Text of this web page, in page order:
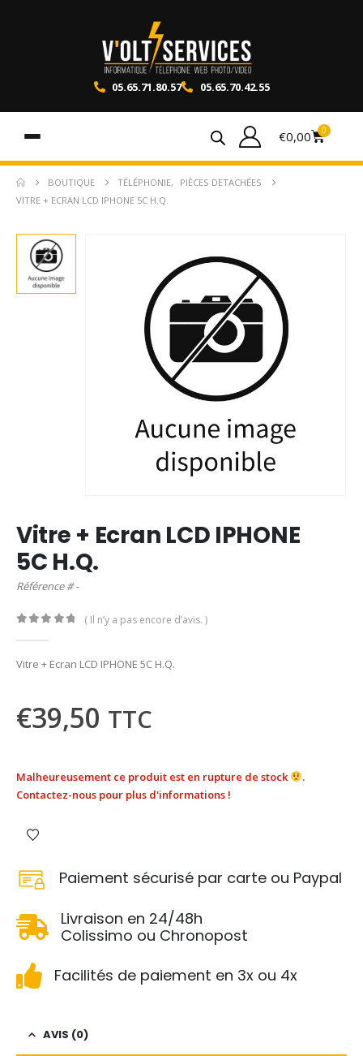
05.65.71.80.57 05.65.70.42.55
€0,00 0
BOUTIQUE TÉLÉPHONIE,
PIÈCES DETACHÉES
VITRE + ECRAN LCD IPHONE 5C H.Q.
Vitre + Ecran LCD IPHONE
5C H.Q.
Référence # -
( Il n’y a pas encore d’avis. )
Vitre + Ecran LCD IPHONE 5C H.Q.
€39,50 TTC
Malheureusement ce produit est en rupture de stock
.
Contactez-nous pour plus d'informations !
Paiement sécurisé par carte ou Paypal
Livraison en 24/48h
Colissimo ou Chronopost
Facilités de paiement en 3x ou 4x
AVIS (0)